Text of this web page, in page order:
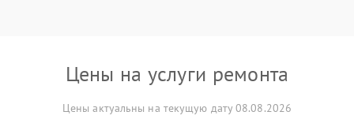
Цены на услуги ремонта
Цены актуальны на текущую дату 08.08.2026